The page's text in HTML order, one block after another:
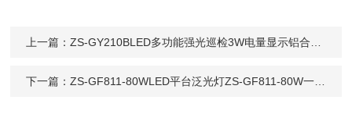
上一篇：ZS-GY210BLED多功能强光巡检3W电量显示铝合金耐摔
下一篇：ZS-GF811-80WLED平台泛光灯ZS-GF811-80W一体式壁挂式